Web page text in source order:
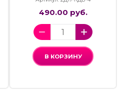
490.00 руб.
В КОРЗИНУ